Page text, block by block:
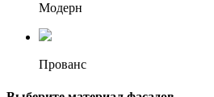
Модерн
Прованс